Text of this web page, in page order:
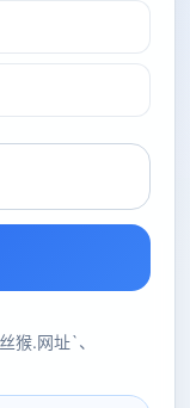
猴.网址`、